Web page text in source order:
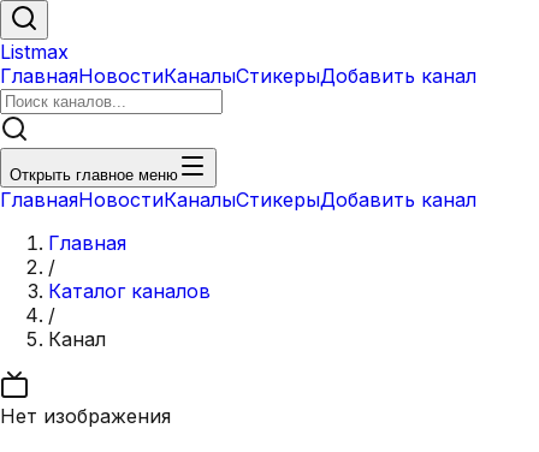
Listmax
ГлавнаяНовостиКаналыСтикерыДобавить канал
Открыть главное меню
ГлавнаяНовостиКаналыСтикерыДобавить канал
Главная
/
Каталог каналов
/
Канал
Нет изображения